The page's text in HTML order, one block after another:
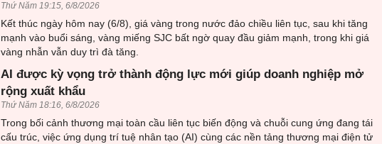
Thứ Năm 19:15, 6/8/2026
Kết thúc ngày hôm nay (6/8), giá vàng trong nước đảo chiều liên tục, sau khi tăng
mạnh vào buổi sáng, vàng miếng SJC bất ngờ quay đầu giảm mạnh, trong khi giá
vàng nhẫn vẫn duy trì đà tăng.
AI được kỳ vọng trở thành động lực mới giúp doanh nghiệp mở
rộng xuất khẩu
Thứ Năm 18:16, 6/8/2026
Trong bối cảnh thương mại toàn cầu liên tục biến động và chuỗi cung ứng đang tái
cấu trúc, việc ứng dụng trí tuệ nhân tạo (AI) cùng các nền tảng thương mại điện tử